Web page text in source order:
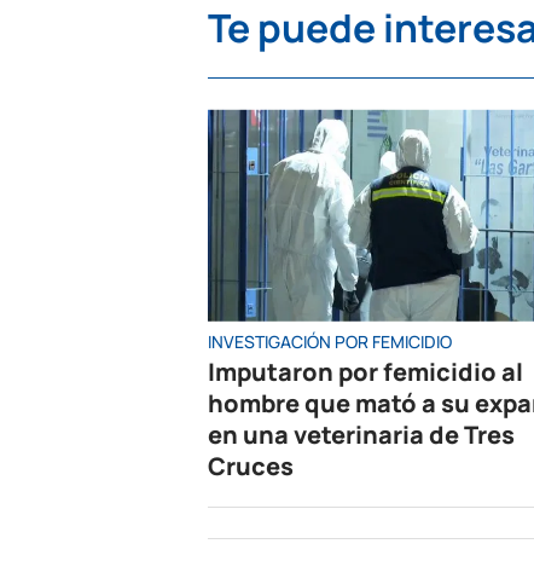
Te puede
INVESTIGACIÓN POR FEMICIDIO
Imputaron por femicidio al
hombre que mató a su
en una veterinaria de Tres
Cruces